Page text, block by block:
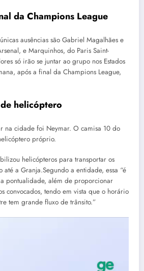
da Champions League
ausências são Gabriel Magalhães e
e Marquinhos, do Paris Saint-
só irão se juntar ao grupo nos Estados
após a final da Champions League,
helicóptero
na cidade foi Neymar. O camisa 10 do
próprio.
helicópteros para transportar os
até a Granja.Segundo a entidade, essa “é
pontualidade, além de proporcionar
convocados, tendo em vista que o horário
tem grande fluxo de trânsito.”